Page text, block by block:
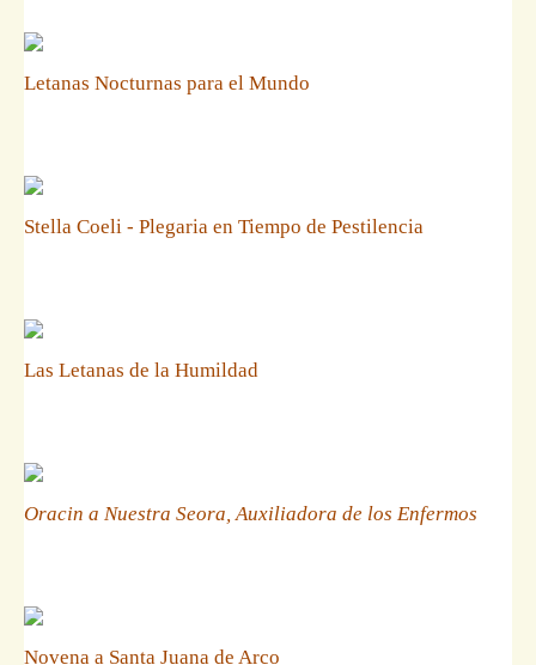
Letanas Nocturnas para el Mundo
Stella Coeli - Plegaria en Tiempo de Pestilencia
Las Letanas de la Humildad
Oracin a Nuestra Seora, Auxiliadora de los Enfermos
Novena a Santa Juana de Arco